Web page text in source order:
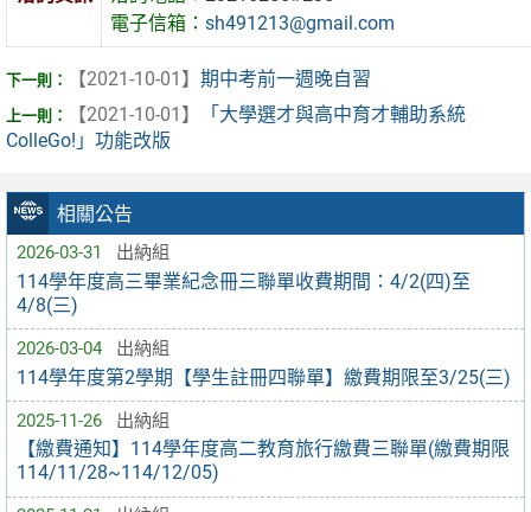
相關公告
2026-03-31 出納組
114學年度高三畢業紀念冊三聯單收費期間：4/2(四)至
4/8(三)
2026-03-04 出納組
114學年度第2學期【學生註冊四聯單】繳費期限至3/25(三)
2025-11-26 出納組
【繳費通知】114學年度高二教育旅行繳費三聯單(繳費期限
114/11/28~114/12/05)
電子信箱：sh491213@gmail.com
【2021-10-01】 期中考前一週晚自習
【2021-10-01】
「大學選才與高中育才輔助系統
ColleGo!」功能改版